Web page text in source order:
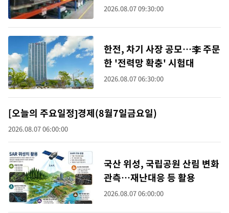
2026.08.07 09:30:00
한전, 차기 사장 공모…李 주문
한 '전력망 확충' 시험대
2026.08.07 06:30:00
[오늘의 주요일정]경제(8월7일금요일)
2026.08.07 06:00:00
국산 위성, 국립공원 산림 변화
관측…재난대응 등 활용
2026.08.07 06:00:00